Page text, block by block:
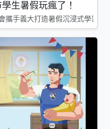
生暑假玩瘋了！
攜手義大打造暑假沉浸式學習基